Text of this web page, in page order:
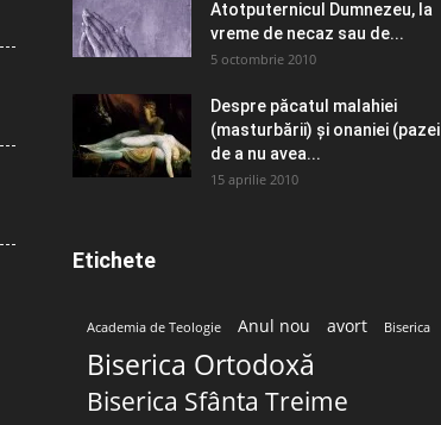
Atotputernicul Dumnezeu, la
vreme de necaz sau de...
5 octombrie 2010
Despre păcatul malahiei
(masturbării) şi onaniei (pazei
de a nu avea...
15 aprilie 2010
Etichete
Academia de Teologie Anul nou avort Biserica
Biserica Ortodoxă
Biserica Sfânta Treime